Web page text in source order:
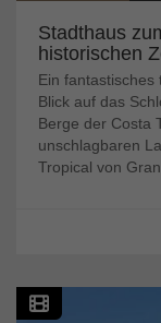
Stadthaus
historischen
Ein fantastisches
Blick auf das
Berge der Costa
unschlagbaren
Tropical von